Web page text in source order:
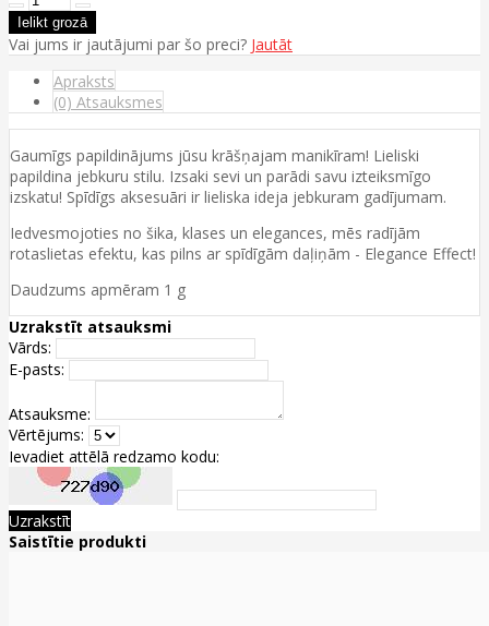
Vai jums ir jautājumi par šo preci? Jautāt
Apraksts
(0) Atsauksmes
Gaumīgs papildinājums jūsu krāšņajam manikīram! Lieliski
papildina jebkuru stilu. Izsaki sevi un parādi savu izteiksmīgo
izskatu! Spīdīgs aksesuāri ir lieliska ideja jebkuram gadījumam.
Iedvesmojoties no šika, klases un elegances, mēs radījām
rotaslietas efektu, kas pilns ar spīdīgām daļiņām - Elegance Effect!
Daudzums apmēram 1 g
Uzrakstīt atsauksmi
Vārds:
E-pasts:
Atsauksme:
Vērtējums:
Ievadiet attēlā redzamo kodu:
Uzrakstīt
Saistītie produkti